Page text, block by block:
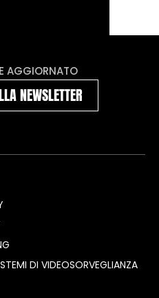
AGGIORNATO
NEWSLETTER
DI VIDEOSORVEGLIANZA